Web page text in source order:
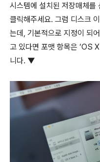
시스템에 설치된 저장매체를
클릭해주세요. 그럼 디스크
는데, 기본적으로 지정이 되
고 있다면 포맷 항목은 ‘OS
니다. ▼